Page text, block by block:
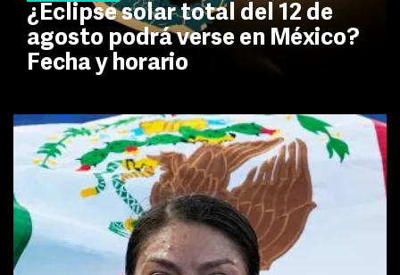
¿Eclipse solar total del 12 de
agosto podrá verse en México?
Fecha y horario